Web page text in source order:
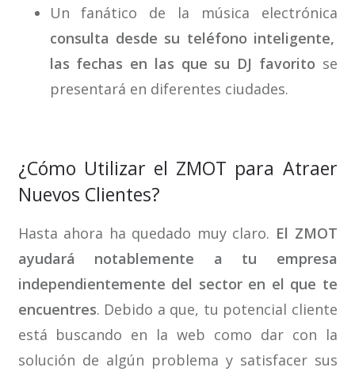
Un fanático de la música electrónica
consulta desde su teléfono inteligente,
las fechas en las que su DJ favorito se
presentará en diferentes ciudades.
¿Cómo Utilizar el ZMOT para Atraer
Nuevos Clientes?
Hasta ahora ha quedado muy claro. El ZMOT
ayudará notablemente a tu empresa
independientemente del sector en el que te
encuentres. Debido a que, tu potencial cliente
está buscando en la web como dar con la
solución de algún problema y satisfacer sus